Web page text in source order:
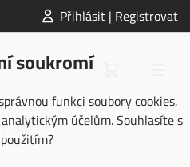
Přihlásit | Registrovat
soukromí
funkci soubory cookies,
účelům. Souhlasíte s